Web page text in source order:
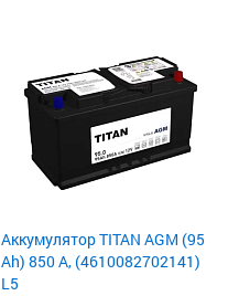
Аккумулятор TITAN AGM (95
Ah) 850 А, (4610082702141)
L5